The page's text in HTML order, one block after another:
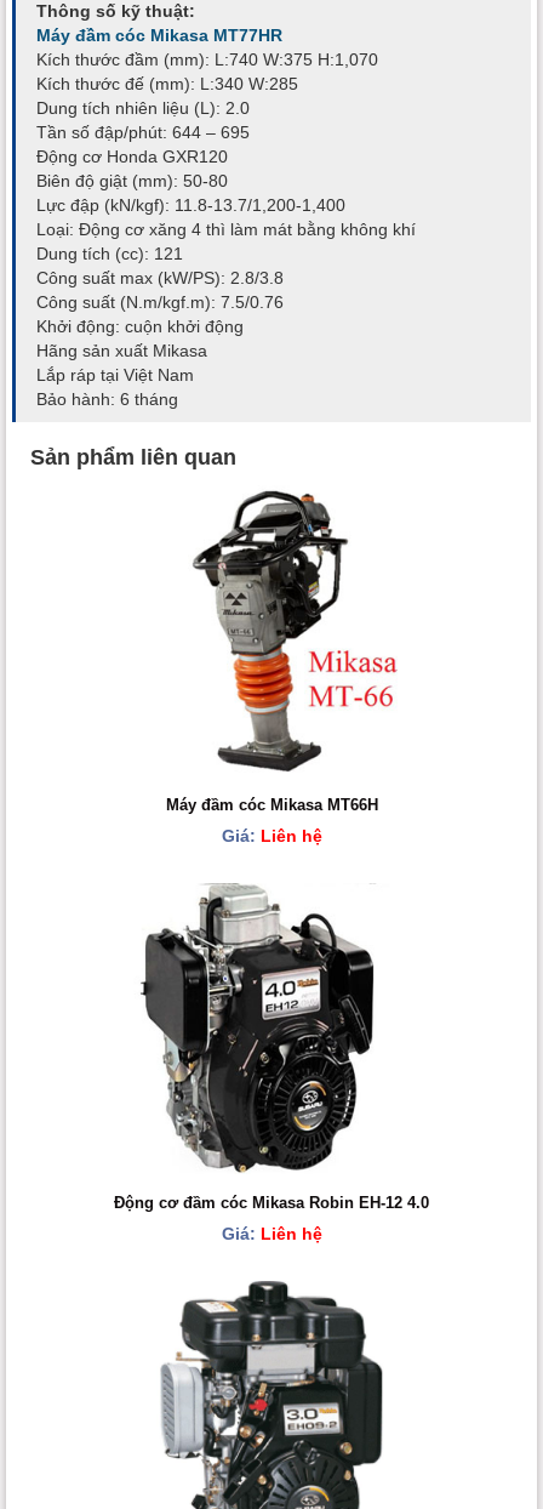
Thông số kỹ thuật:
Máy đầm cóc Mikasa MT77HR
Kích thước đầm (mm): L:740 W:375 H:1,070
Kích thước đế (mm): L:340 W:285
Dung tích nhiên liệu (L): 2.0
Tần số đập/phút: 644 – 695
Động cơ Honda GXR120
Biên độ giật (mm): 50-80
Lực đập (kN/kgf): 11.8-13.7/1,200-1,400
Loại: Động cơ xăng 4 thì làm mát bằng không khí
Dung tích (cc): 121
Công suất max (kW/PS): 2.8/3.8
Công suất (N.m/kgf.m): 7.5/0.76
Khởi động: cuộn khởi động
Hãng sản xuất Mikasa
Lắp ráp tại Việt Nam
Bảo hành: 6 tháng
Sản phẩm liên quan
Máy đầm cóc Mikasa MT66H
Giá: Liên hệ
Động cơ đầm cóc Mikasa Robin EH-12 4.0
Giá: Liên hệ